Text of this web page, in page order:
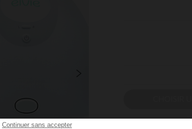
Continuer sans accepter